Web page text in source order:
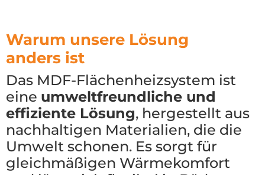
Warum unsere Lösung
anders ist
Das MDF-Flächenheizsystem ist
eine umweltfreundliche und
effiziente Lösung, hergestellt aus
nachhaltigen Materialien, die die
Umwelt schonen. Es sorgt für
gleichmäßigen Wärmekomfort